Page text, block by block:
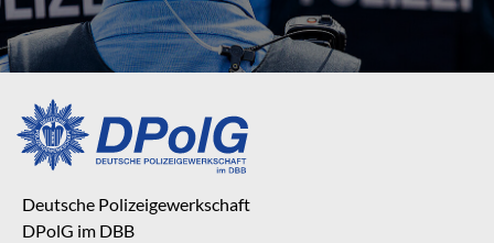
Deutsche Polizeigewerkschaft
DPolG im DBB